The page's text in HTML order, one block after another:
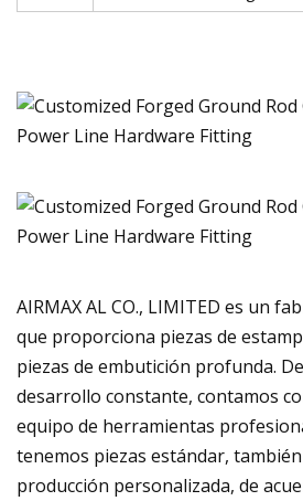
AIRMAX AL CO., LIMITED es un
que proporciona piezas de
piezas de embutición profunda.
desarrollo constante, contamos
equipo de herramientas
tenemos piezas estándar,
producción personalizada, de